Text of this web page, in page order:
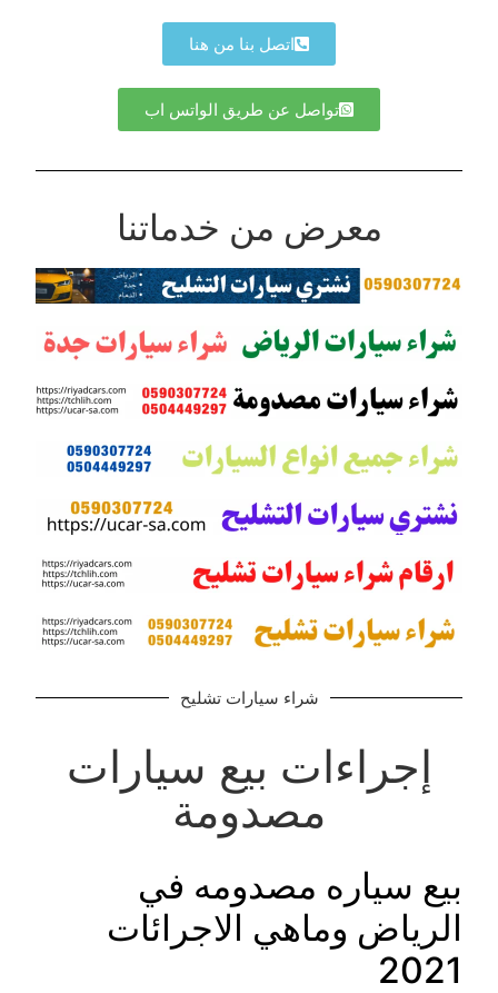
اتصل بنا من هنا
تواصل عن طريق الواتس اب
معرض من خدماتنا
شراء سيارات تشليح
إجراءات بيع سيارات
مصدومة
بيع سياره مصدومه في
الرياض وماهي الاجرائات
2021